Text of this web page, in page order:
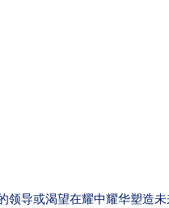
领导或渴望在耀中耀华塑造